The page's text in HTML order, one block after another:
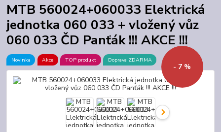
MTB 560024+060033 Elektrická
jednotka 060 033 + vložený vůz
060 033 ČD Panťák !!! AKCE !!!
Novinka Akce TOP produkt Doprava ZDARMA
- 7 %